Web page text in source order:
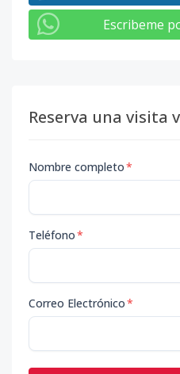
Escribeme
Reserva una visita
Nombre completo*
Teléfono*
Correo Electrónico*